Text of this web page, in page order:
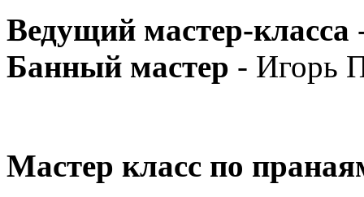
Ведущий мастер-класса
Банный мастер - Игорь
Мастер класс по